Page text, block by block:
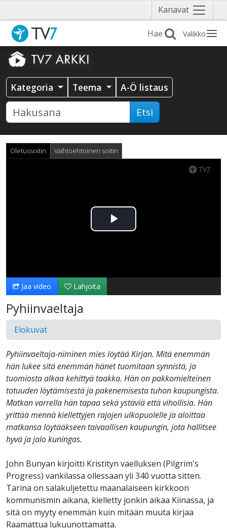
Kanavat Näytä
valikko
Valikko
Kategoria Teema A-Ö listaus
Etsi
Oletussoitin Vaihtoehtoinen soitin
Toista
Jaa video Lahjoita
Pyhiinvaeltaja
Elokuvat
Pyhiinvaeltaja-niminen mies löytää Kirjan. Mitä enemmän
hän lukee sitä enemmän hänet tuomitaan synnistä, ja
tuomiosta alkaa kehittyä taakka. Hän on pakkomielteinen
totuuden löytämisestä ja pakenemisesta tuhon kaupungista.
Matkan varrella hän tapaa sekä ystäviä että vihollisia. Hän
yrittää mennä kiellettyjen rajojen ulkopuolelle ja aloittaa
matkansa löytääkseen taivaallisen kaupungin, jota hallitsee
hyvä ja jalo kuningas.
John Bunyan kirjoitti Kristityn vaelluksen (Pilgrim's
Progress) vankilassa ollessaan yli 340 vuotta sitten.
Tarina on salakuljetettu maanalaiseen kirkkoon
kommunismin aikana, kielletty jonkin aikaa Kiinassa, ja
sitä on myyty enemmän kuin mitään muuta kirjaa
Raamattua lukuunottamatta.